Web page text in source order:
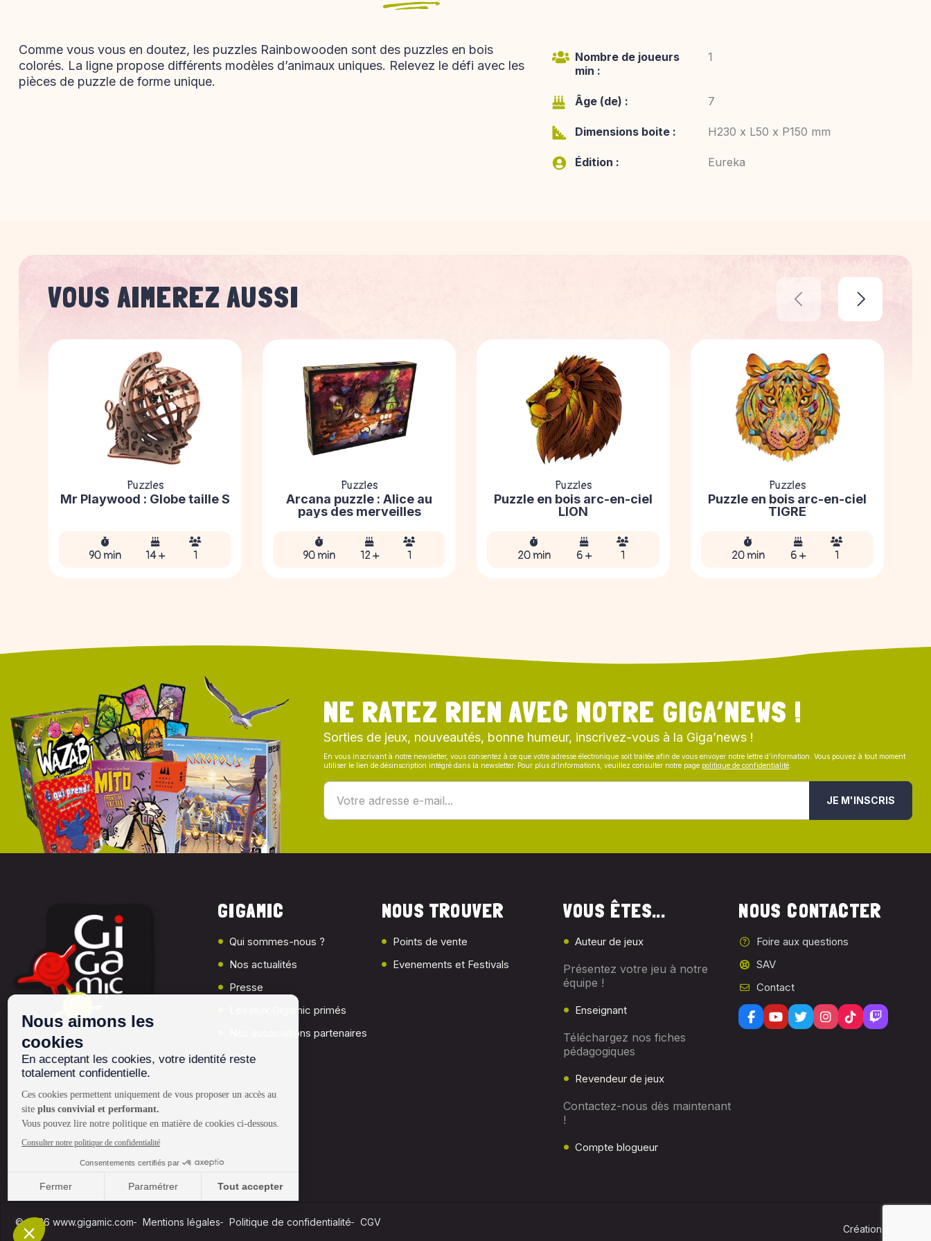
Comme vous vous en doutez, les puzzles Rainbowooden sont des puzzles en bois
colorés. La ligne propose différents modèles d’animaux uniques. Relevez le défi avec les
pièces de puzzle de forme unique.
Nombre de joueurs
min :
1
Âge (de) : 7
Dimensions boite : H230 x L50 x P150 mm
Édition : Eureka
VOUS AIMEREZ AUSSI
Puzzles
Mr Playwood : Globe taille S
90 min 14 + 1
Puzzles
Arcana puzzle : Alice au
pays des merveilles
90 min 12 + 1
Puzzles
Puzzle en bois arc-en-ciel
LION
20 min 6 + 1
Puzzles
Puzzle en bois arc-en-ciel
TIGRE
20 min 6 + 1
NE RATEZ RIEN AVEC NOTRE GIGA’NEWS !
Sorties de jeux, nouveautés, bonne humeur, inscrivez-vous à la Giga’news !
En vous inscrivant à notre newsletter, vous consentez à ce que votre adresse électronique soit traitée afin de vous envoyer notre lettre d’information. Vous pouvez à tout moment
utiliser le lien de désinscription intégré dans la newsletter. Pour plus d’informations, veuillez consulter notre page politique de confidentialité
JE M'INSCRIS
GIGAMIC
Qui sommes-nous ?
Nos actualités
Presse
Les jeux Gigamic primés
Nos associations partenaires
NOUS TROUVER
Points de vente
Evenements et Festivals
VOUS ÊTES...
Auteur de jeux
Présentez votre jeu à notre
équipe !
Enseignant
Téléchargez nos fiches
pédagogiques
Revendeur de jeux
Contactez-nous dès maintenant
!
Compte blogueur
NOUS CONTACTER
Foire aux questions
SAV
Contact
© 2026 www.gigamic.com Mentions légales Politique de confidentialité CGV
Création